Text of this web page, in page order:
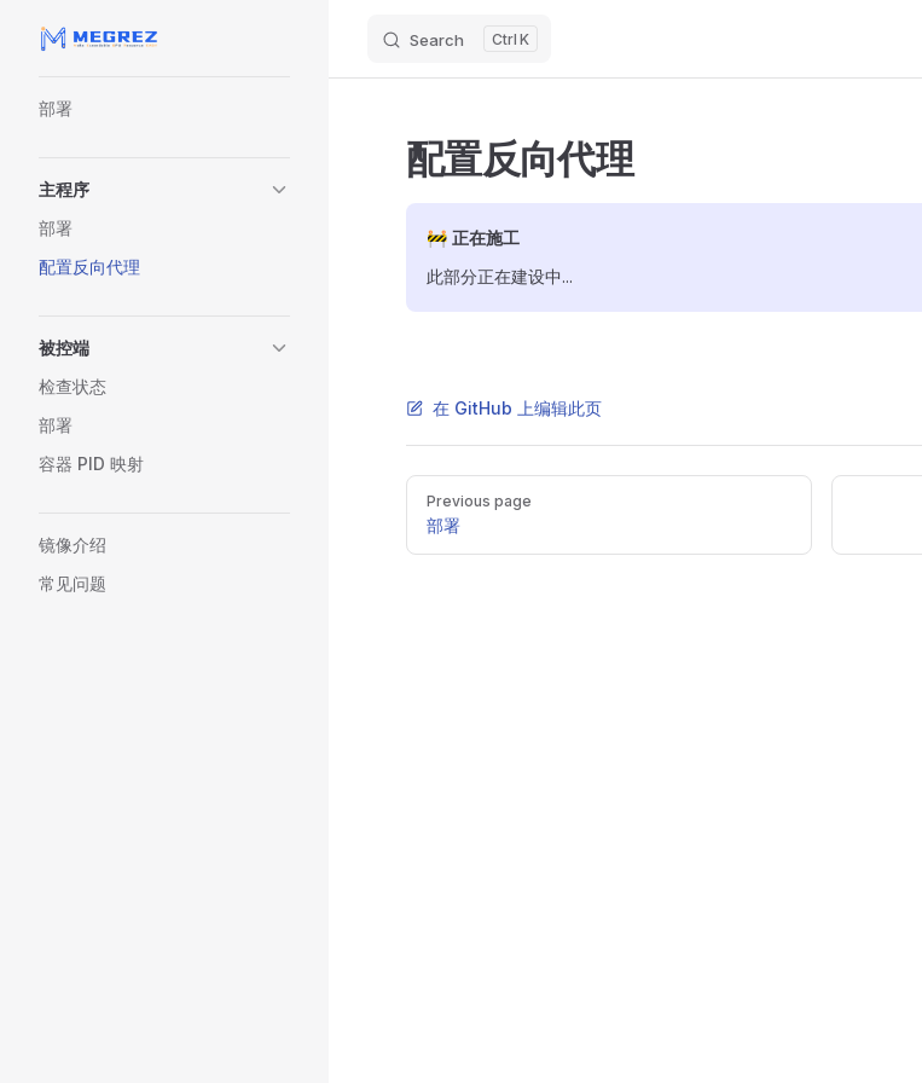
Skip to content Search K
部署
主程序
部署
配置反向代理
被控端
检查状态
部署
容器 PID 映射
镜像介绍
常见问题
配置反向代理
🚧 正在施工
此部分正在建设中...
在 GitHub 上编辑此页
Pager
Previous page
部署